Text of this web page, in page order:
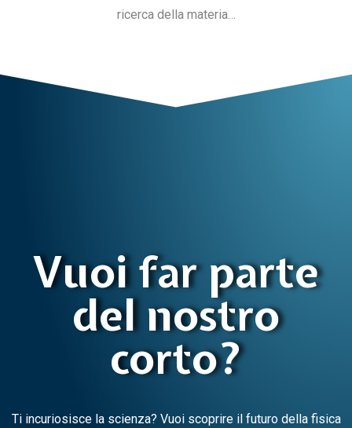
ricerca della materia…
Vuoi far parte
del nostro
corto?
Ti incuriosisce la scienza? Vuoi scoprire il futuro della fisica